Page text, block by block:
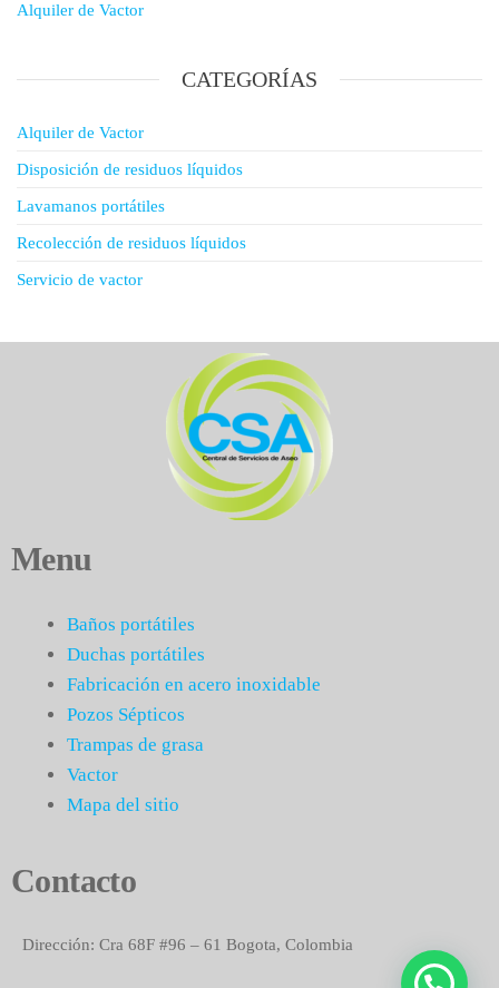
Alquiler de Vactor
CATEGORÍAS
Alquiler de Vactor
Disposición de residuos líquidos
Lavamanos portátiles
Recolección de residuos líquidos
Servicio de vactor
Menu
Baños portátiles
Duchas portátiles
Fabricación en acero inoxidable
Pozos Sépticos
Trampas de grasa
Vactor
Mapa del sitio
Contacto
Dirección: Cra 68F #96 – 61 Bogota, Colombia